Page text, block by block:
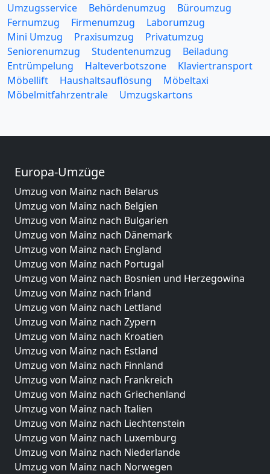
Umzugsservice Behördenumzug
Büroumzug
Fernumzug
Firmenumzug
Laborumzug
Mini Umzug
Praxisumzug
Privatumzug
Seniorenumzug
Studentenumzug
Beiladung
Entrümpelung
Halteverbotszone
Klaviertransport
Möbellift
Haushaltsauflösung
Möbeltaxi
Möbelmitfahrzentrale
Umzugskartons
Europa-Umzüge
Umzug von Mainz nach Belarus
Umzug von Mainz nach Belgien
Umzug von Mainz nach Bulgarien
Umzug von Mainz nach Dänemark
Umzug von Mainz nach England
Umzug von Mainz nach Portugal
Umzug von Mainz nach Bosnien und Herzegowina
Umzug von Mainz nach Irland
Umzug von Mainz nach Lettland
Umzug von Mainz nach Zypern
Umzug von Mainz nach Kroatien
Umzug von Mainz nach Estland
Umzug von Mainz nach Finnland
Umzug von Mainz nach Frankreich
Umzug von Mainz nach Griechenland
Umzug von Mainz nach Italien
Umzug von Mainz nach Liechtenstein
Umzug von Mainz nach Luxemburg
Umzug von Mainz nach Niederlande
Umzug von Mainz nach Norwegen